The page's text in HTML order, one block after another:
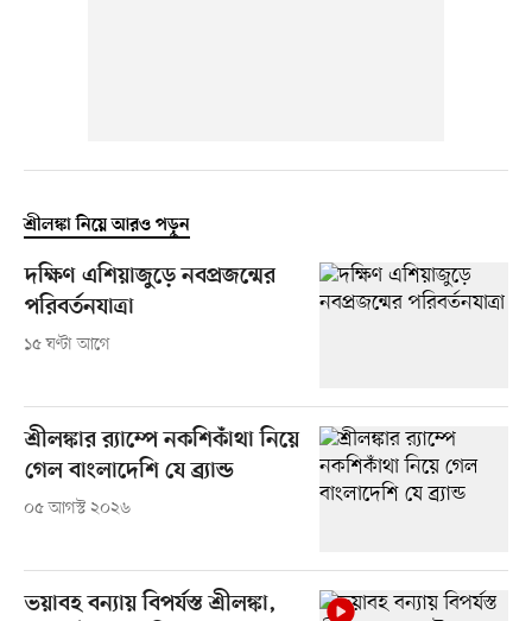
শ্রীলঙ্কা নিয়ে আরও পড়ুন
দক্ষিণ এশিয়াজুড়ে নবপ্রজন্মের
পরিবর্তনযাত্রা
১৫ ঘণ্টা আগে
শ্রীলঙ্কার র‍্যাম্পে নকশিকাঁথা নিয়ে
গেল বাংলাদেশি যে ব্র্যান্ড
০৫ আগস্ট ২০২৬
ভয়াবহ বন্যায় বিপর্যস্ত শ্রীলঙ্কা,